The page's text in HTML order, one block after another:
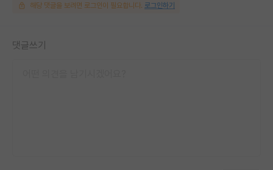
해당 댓글을 보려면 로그인이 필요합니다. 로그인하기
댓글쓰기